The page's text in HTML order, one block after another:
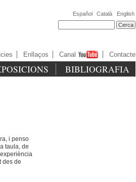
Español Català English
i penso
taula, de
des de
Enllaços Canal Contacte
BIBLIOGRAFIA